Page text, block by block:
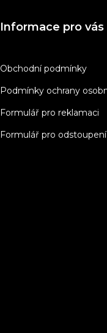
Informace pro vás
Obchodní podmínky
Podmínky ochrany
Formulář pro reklamaci
Formulář pro